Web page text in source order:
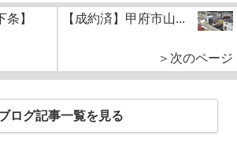
条】
【成約済】甲府市山...
＞次のページ
ログ記事一覧を見る